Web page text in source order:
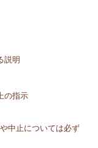
説明
の指示
中止については必ず